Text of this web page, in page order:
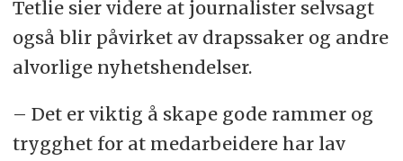
Tetlie sier videre at journalister selvsagt
også blir påvirket av drapssaker og andre
alvorlige nyhetshendelser.
– Det er viktig å skape gode rammer og
trygghet for at medarbeidere har lav